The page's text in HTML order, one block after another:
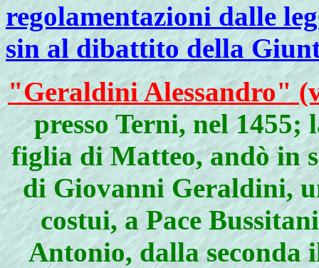
regolamentazioni dalle
sin al dibattito della
"Geraldini Alessandro"
presso Terni, nel
figlia di Matteo, andò in
di Giovanni Geraldini,
costui, a Pace
Antonio, dalla seconda